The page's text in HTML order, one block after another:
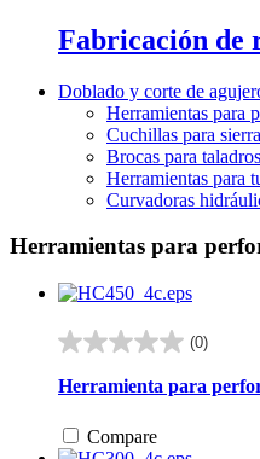
Fabricación de
Doblado y corte de
Herramientas para
Cuchillas para
Brocas para
Herramientas para
Curvadoras
Herramientas para
(0)
0.0
5
Herramienta para
Compare